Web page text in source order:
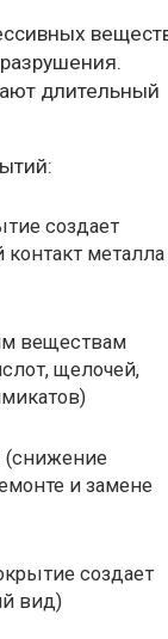
длительный
создает
металла
веществам
щелочей,
(снижение
и замене
создает
вид)